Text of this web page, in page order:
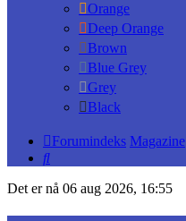
Orange
Deep Orange
Brown
Blue Grey
Grey
Black
Forumindeks Magazine
Søk
Det er nå 06 aug 2026, 16:55